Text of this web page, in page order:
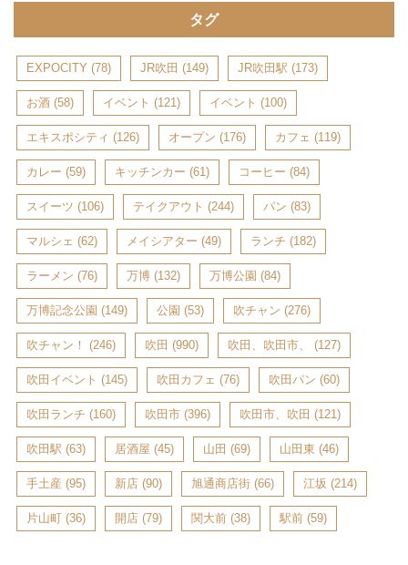
タグ
EXPOCITY (78) JR吹田 (149) JR吹田駅 (173)
お酒 (58) イベント (121) イベント (100)
エキスポシティ (126) オープン (176) カフェ (119)
カレー (59) キッチンカー (61) コーヒー (84)
スイーツ (106) テイクアウト (244) パン (83)
マルシェ (62) メイシアター (49) ランチ (182)
ラーメン (76) 万博 (132) 万博公園 (84)
万博記念公園 (149) 公園 (53) 吹チャン (276)
吹チャン！ (246) 吹田 (990) 吹田、吹田市、 (127)
吹田イベント (145) 吹田カフェ (76) 吹田パン (60)
吹田ランチ (160) 吹田市 (396) 吹田市、吹田 (121)
吹田駅 (63) 居酒屋 (45) 山田 (69) 山田東 (46)
手土産 (95) 新店 (90) 旭通商店街 (66) 江坂 (214)
片山町 (36) 開店 (79) 関大前 (38) 駅前 (59)